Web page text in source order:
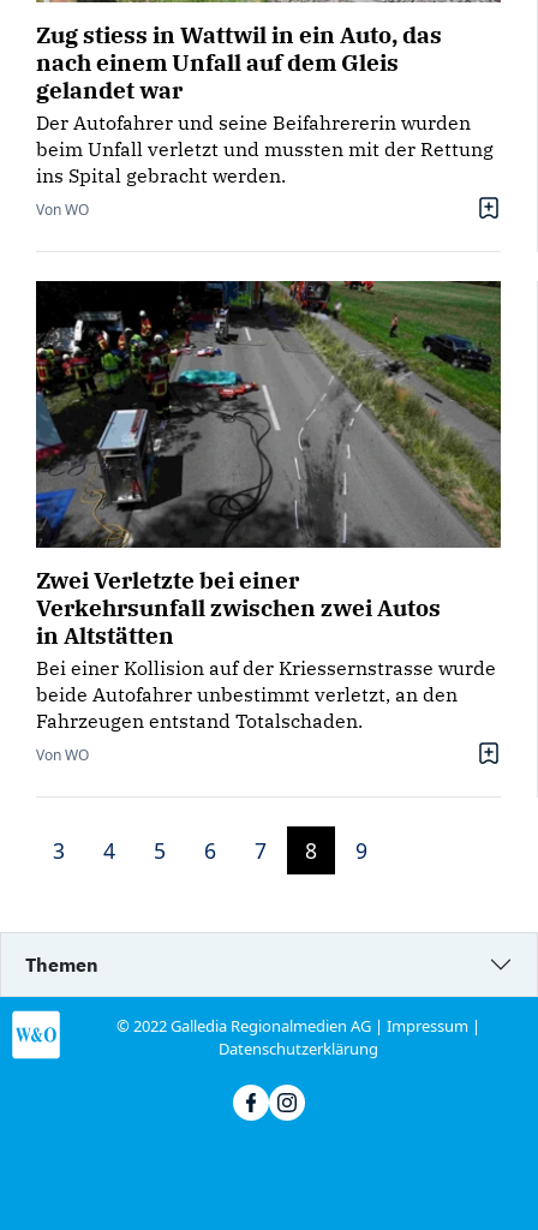
Zug stiess in Wattwil in ein Auto, das
nach einem Unfall auf dem Gleis
gelandet war
Der Autofahrer und seine Beifahrererin wurden
beim Unfall verletzt und mussten mit der Rettung
ins Spital gebracht werden.
Von WO
Zwei Verletzte bei einer
Verkehrsunfall zwischen zwei Autos
in Altstätten
Bei einer Kollision auf der Kriessernstrasse wurde
beide Autofahrer unbestimmt verletzt, an den
Fahrzeugen entstand Totalschaden.
Von WO
3 4 5 6 7 8 9
Themen
© 2022 Galledia Regionalmedien AG |Impressum |
Datenschutzerklärung